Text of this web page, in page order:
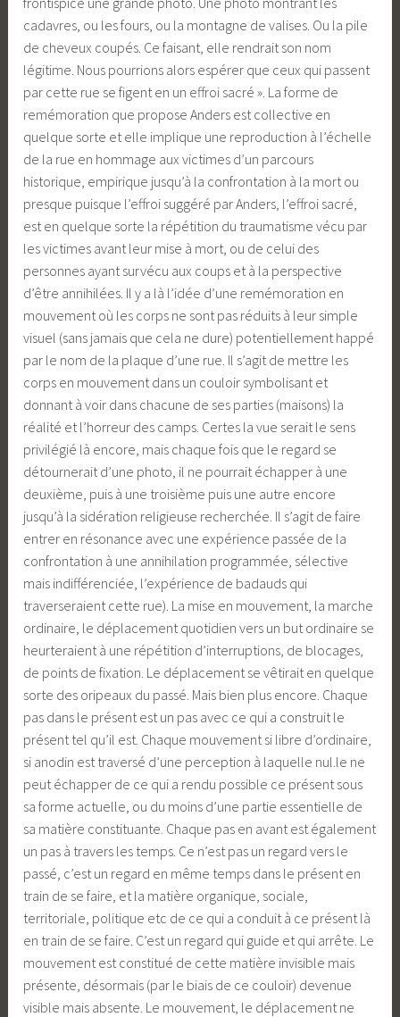
cadavres, ou les fours, ou la montagne de valises. Ou la pile
de cheveux coupés. Ce faisant, elle rendrait son nom
légitime. Nous pourrions alors espérer que ceux qui passent
par cette rue se figent en un effroi sacré ». La forme de
remémoration que propose Anders est collective en
quelque sorte et elle implique une reproduction à l’échelle
de la rue en hommage aux victimes d’un parcours
historique, empirique jusqu’à la confrontation à la mort ou
presque puisque l’effroi suggéré par Anders, l’effroi sacré,
est en quelque sorte la répétition du traumatisme vécu par
les victimes avant leur mise à mort, ou de celui des
personnes ayant survécu aux coups et à la perspective
d’être annihilées. Il y a là l’idée d’une remémoration en
mouvement où les corps ne sont pas réduits à leur simple
visuel (sans jamais que cela ne dure) potentiellement happé
par le nom de la plaque d’une rue. Il s’agit de mettre les
corps en mouvement dans un couloir symbolisant et
donnant à voir dans chacune de ses parties (maisons) la
réalité et l’horreur des camps. Certes la vue serait le sens
privilégié là encore, mais chaque fois que le regard se
détournerait d’une photo, il ne pourrait échapper à une
deuxième, puis à une troisième puis une autre encore
jusqu’à la sidération religieuse recherchée. Il s’agit de faire
entrer en résonance avec une expérience passée de la
confrontation à une annihilation programmée, sélective
mais indifférenciée, l’expérience de badauds qui
traverseraient cette rue). La mise en mouvement, la marche
ordinaire, le déplacement quotidien vers un but ordinaire se
heurteraient à une répétition d’interruptions, de blocages,
de points de fixation. Le déplacement se vêtirait en quelque
sorte des oripeaux du passé. Mais bien plus encore. Chaque
pas dans le présent est un pas avec ce qui a construit le
présent tel qu’il est. Chaque mouvement si libre d’ordinaire,
si anodin est traversé d’une perception à laquelle nul.le ne
peut échapper de ce qui a rendu possible ce présent sous
sa forme actuelle, ou du moins d’une partie essentielle de
sa matière constituante. Chaque pas en avant est également
un pas à travers les temps. Ce n’est pas un regard vers le
passé, c’est un regard en même temps dans le présent en
train de se faire, et la matière organique, sociale,
territoriale, politique etc de ce qui a conduit à ce présent là
en train de se faire. C’est un regard qui guide et qui arrête. Le
mouvement est constitué de cette matière invisible mais
présente, désormais (par le biais de ce couloir) devenue
visible mais absente. Le mouvement, le déplacement ne